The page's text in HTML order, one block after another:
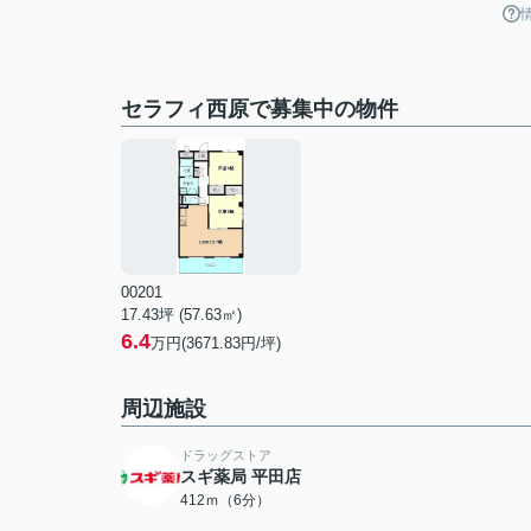
セラフィ西原で募集中の物件
00201
17.43坪 (57.63㎡)
6.4万円(3671.83円/坪)
周辺施設
ドラッグストア
スギ薬局 平田店
412ｍ（6分）